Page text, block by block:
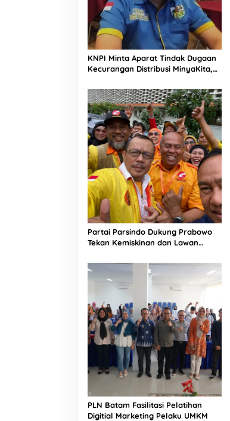
o
n
g
a
n
,
K
t
a
S
e
m
a
r
a
n
g
KNPI Minta Aparat Tindak Dugaan
Kecurangan Distribusi MinyaKita,
Partai Parsindo Dukung Prabowo
Tekan Kemiskinan dan Lawan
PLN Batam Fasilitasi Pelatihan
Digitial Marketing Pelaku UMKM